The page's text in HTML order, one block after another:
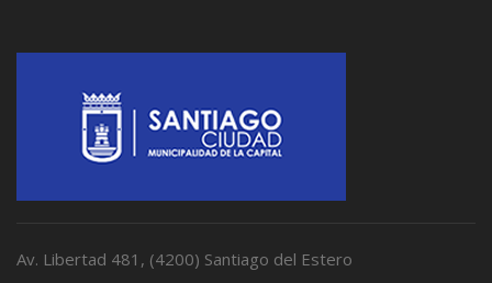
Av. Libertad 481, (4200) Santiago del Estero